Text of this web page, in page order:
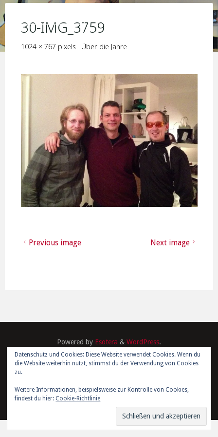
Skip
to
content30-IMG_3759
Full
1024 × 767 pixels Über die Jahre
Previous image Next image
Powered by Esotera & WordPress.
©2026 Kim Joris Boström
Datenschutz und Cookies: Diese Website verwendet Cookies. Wenn du
die Website weiterhin nutzt, stimmst du der Verwendung von Cookies
zu.
Weitere Informationen, beispielsweise zur Kontrolle von Cookies,
findest du hier:Cookie-Richtlinie